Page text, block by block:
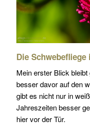
Die Schwebefliege
Mein erster Blick
besser davor auf den
gibt es nicht nur in
Jahreszeiten besser
hier vor der Tür.